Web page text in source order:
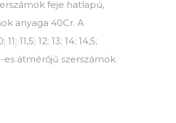
feje hatlapú,
anyaga 40Cr. A
11,5; 12; 13; 14; 14,5;
es átmérőjű szerszámok.